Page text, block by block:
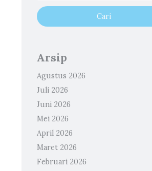
Arsip
Agustus 2026
Juli 2026
Juni 2026
Mei 2026
April 2026
Maret 2026
Februari 2026